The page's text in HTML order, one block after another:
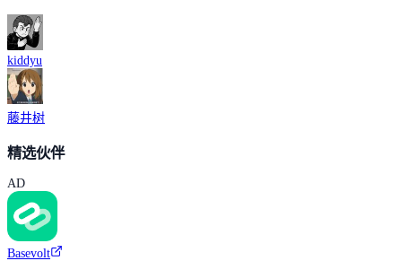
kiddyu
藤井树
精选伙伴
AD
Basevolt